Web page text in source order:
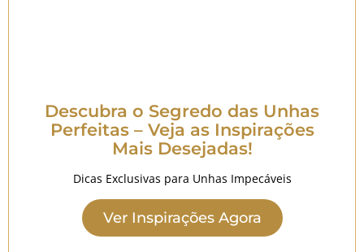
Descubra o Segredo das Unhas
Perfeitas – Veja as Inspirações
Mais Desejadas!
Dicas Exclusivas para Unhas Impecáveis
Ver Inspirações Agora